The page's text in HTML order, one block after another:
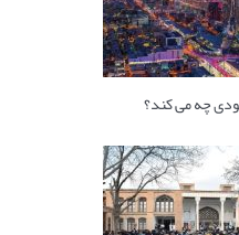
چه می کند‌؟